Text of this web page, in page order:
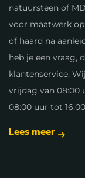
natuursteen of
voor maatwerk
of haard na
heb je een vraag,
klantenservice.
vrijdag van 08:00
08:00 uur tot
Lees meer